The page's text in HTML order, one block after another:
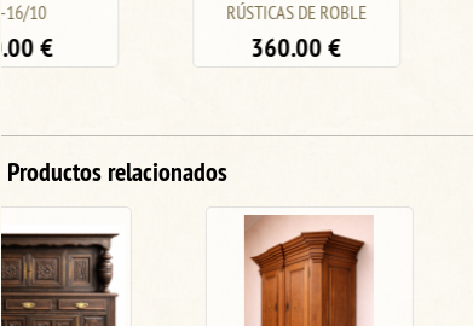
RÚSTICAS DE
16/33 - PRECIO
360.00
Productos relacionados